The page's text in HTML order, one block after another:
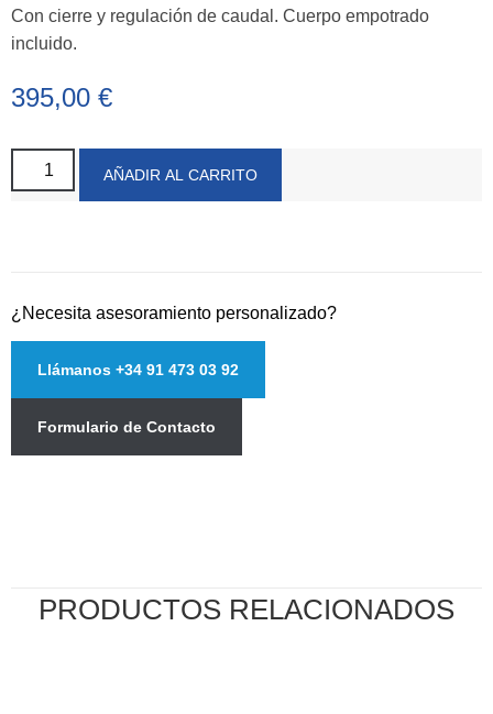
Con cierre y regulación de caudal. Cuerpo empotrado
incluido.
395,00 €
AÑADIR AL CARRITO
¿Necesita asesoramiento personalizado?
Llámanos +34 91 473 03 92
Formulario de Contacto
PRODUCTOS RELACIONADOS